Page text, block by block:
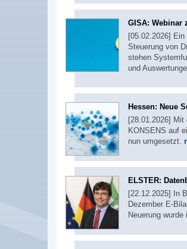
GISA: Webinar
[05.02.2026]
Steuerung von
stehen
und
Hessen: Neue
[28.01.2026]
KONSENS auf
nun umgesetzt.
ELSTER:
[22.12.2025] In
Dezember E-
Neuerung